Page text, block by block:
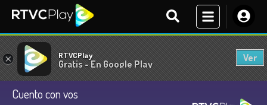
× RTVCPlay
Gratis - En Google Play
Ver
Cuento con vos